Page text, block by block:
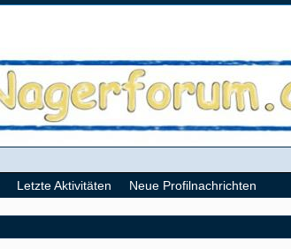
Letzte Aktivitäten Neue Profilnachrichten